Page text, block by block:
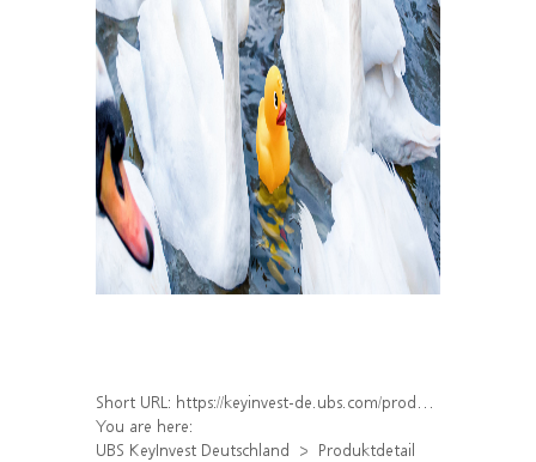
Short URL: https://keyinvest-de.ubs.com/produkt/detail/index/isin/DE000WA5M9S2
You are here:
UBS KeyInvest Deutschland
Produktdetail